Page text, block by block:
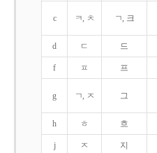
c ㅋ, ㅊ ㄱ, 크
d ㄷ 드
f ㅍ 프
g ㄱ, ㅈ 그
h ㅎ 흐
j ㅈ 지